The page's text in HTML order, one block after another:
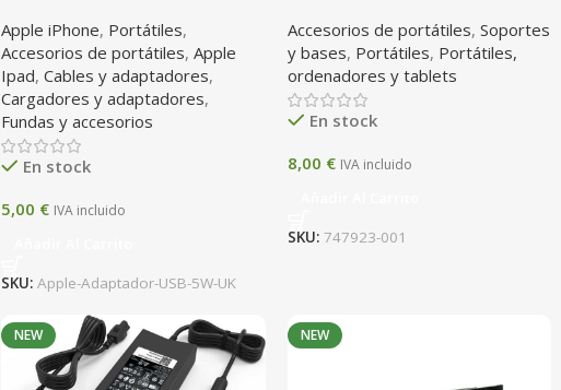
/ iPad
Apple iPhone, Portátiles,
Accesorios de portátiles, Apple
Ipad, Cables y adaptadores,
Cargadores y adaptadores,
Fundas y accesorios
En stock
5,00 € IVA incluido
SKU: Apple-Adaptador-USB-5W-UK
para sobremesa
Accesorios de portátiles, Soportes
y bases, Portátiles, Portátiles,
ordenadores y tablets
En stock
8,00 € IVA incluido
SKU: 747923-001
NEW NEW